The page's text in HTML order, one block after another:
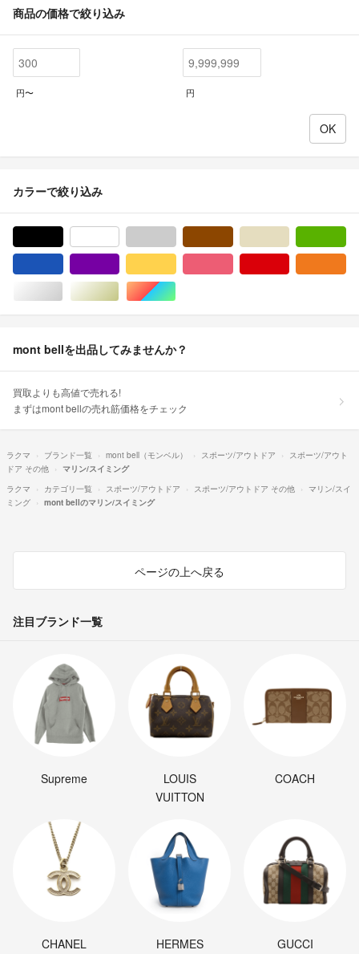
商品の価格で絞り込み
円〜 円
カラーで絞り込み
シルバー/銀色系ゴールド/金色系マルチカラー
mont bellを出品してみませんか？
買取よりも高値で売れる!
まずはmont bellの売れ筋価格をチェック
ラクマ ブランド一覧 mont bell（モンベル） スポーツ/アウトドア
スポーツ/アウト
ドア その他
マリン/スイミング
ラクマ
カテゴリ一覧 スポーツ/アウトドア スポーツ/アウトドア その他
マリン/スイ
ミング
mont bellのマリン/スイミング
ページの上へ戻る
注目ブランド一覧
Supreme
LOUIS
VUITTON
COACH
CHANEL HERMES GUCCI